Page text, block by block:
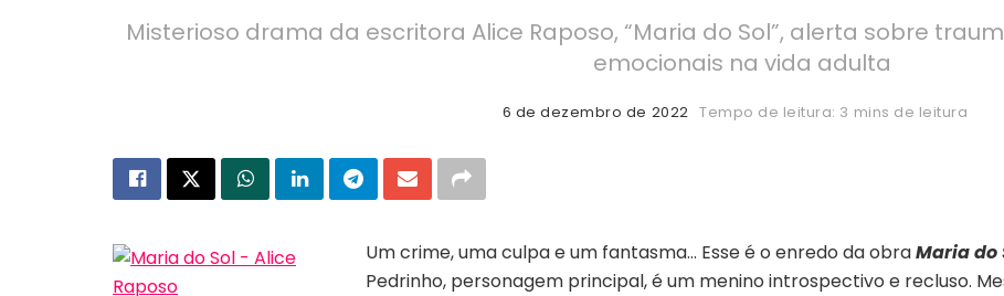
Misterioso drama da escritora Alice Raposo, “Maria do Sol”, alerta sobre
emocionais na vida adulta
6 de dezembro de 2022 Tempo de leitura: 3 mins de leitura
Um crime, uma culpa e um fantasma… Esse é o enredo da obraMaria do
Pedrinho, personagem principal, é um menino introspectivo e recluso.